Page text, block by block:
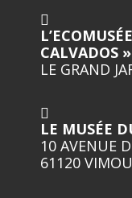
CALVADOS »
LE GRAND
LE MUSÉE
10 AVENUE
61120